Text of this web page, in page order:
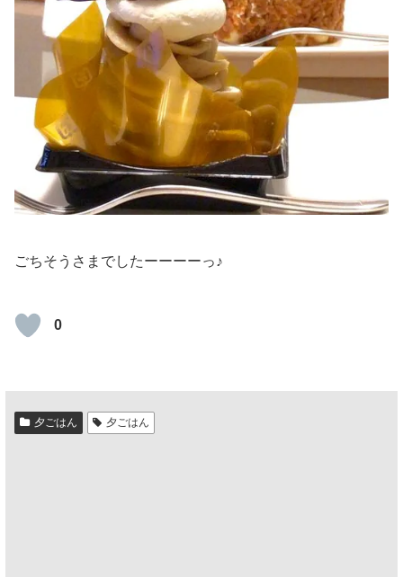
ごちそうさまでしたーーーーっ♪
0
夕ごはん 夕ごはん